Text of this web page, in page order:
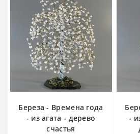
Береза - Времена года
- из агата - дерево
счастья
-